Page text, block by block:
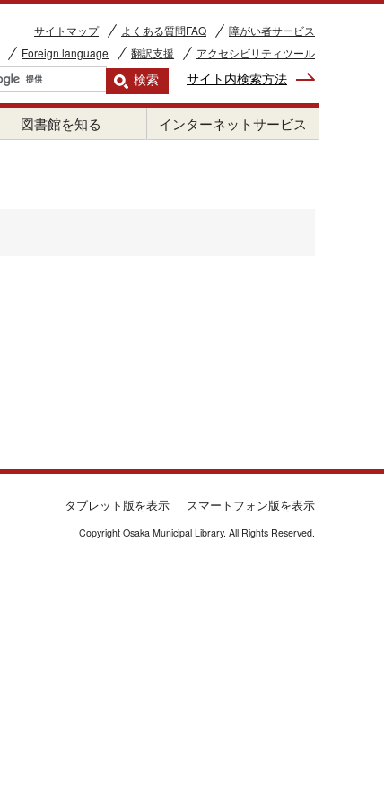
サイトマップ よくある質問FAQ
障がい者サービス
Foreign language 翻訳支援 アクセシビリティツール
サイト内検索方法
図書館を知る インターネットサービス
タブレット版を表示 スマートフォン版を表示
Copyright Osaka Municipal Library. All Rights Reserved.